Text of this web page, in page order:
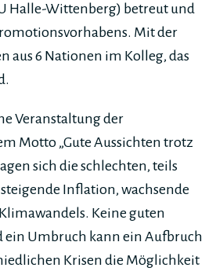
Halle-Wittenberg) betreut und
Mit der
aus 6 Nationen im Kolleg, das
Veranstaltung der
Motto „Gute Aussichten trotz
sich die schlechten, teils
Inflation, wachsende
Keine guten
ein Umbruch kann ein Aufbruch
Krisen die Möglichkeit